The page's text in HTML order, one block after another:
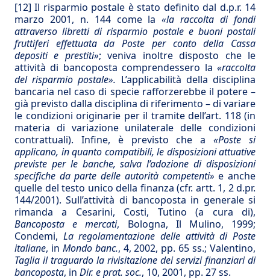
[12] Il risparmio postale è stato definito dal d.p.r. 14
marzo 2001, n. 144 come la«la raccolta di fondi
attraverso libretti di risparmio postale e buoni postali
fruttiferi effettuata da Poste per conto della Cassa
depositi e prestiti»; veniva inoltre disposto che le
attività di bancoposta comprendessero la «raccolta
del risparmio postale». L’applicabilità della disciplina
bancaria nel caso di specie rafforzerebbe il potere –
già previsto dalla disciplina di riferimento – di variare
le condizioni originarie per il tramite dell’art. 118 (in
materia di variazione unilaterale delle condizioni
contrattuali). Infine, è previsto che a«Poste si
applicano, in quanto compatibili, le disposizioni attuative
previste per le banche, salva l’adozione di disposizioni
specifiche da parte delle autorità competenti»e anche
quelle del testo unico della finanza (cfr. artt. 1, 2 d.pr.
144/2001). Sull’attività di bancoposta in generale si
rimanda a Cesarini, Costi, Tutino (a cura di),
Bancoposta e mercati, Bologna, Il Mulino, 1999;
Condemi, La regolamentazione delle attività di Poste
italiane, in Mondo banc., 4, 2002, pp. 65 ss.; Valentino,
Taglia il traguardo la rivisitazione dei servizi finanziari di
bancoposta, in Dir. e prat. soc., 10, 2001, pp. 27 ss.